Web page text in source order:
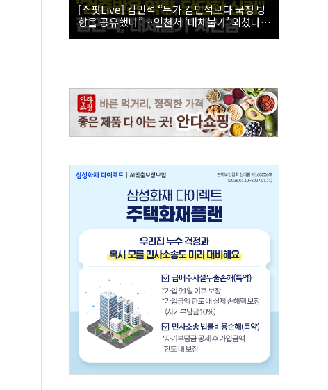
[스팟Live] 김민석 “누가 김민석보다 국정 방
향을 공유했나”…인천서 ‘대체불가’ 외쳤다 |
26.08.08 더불어민주당 당대표·최고위원 후